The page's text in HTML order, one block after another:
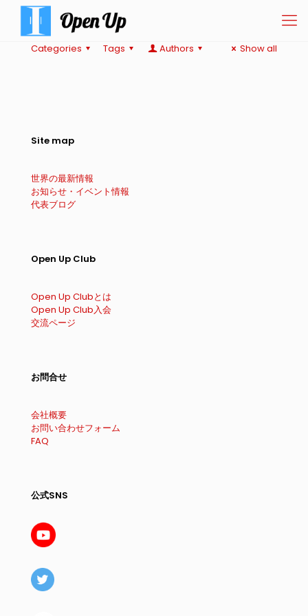
Categories Tags Authors Show all
Site map
世界の最新情報
お知らせ・イベント情報
代表ブログ
Open Up Club
Open Up Clubとは
Open Up Club入会
交流ページ
お問合せ
会社概要
お問い合わせフォーム
FAQ
公式SNS